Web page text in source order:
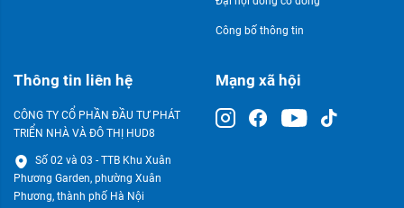
Công bố thông tin
Thông tin liên hệ
CÔNG TY CỔ PHẦN ĐẦU TƯ PHÁT
TRIỂN NHÀ VÀ ĐÔ THỊ HUD8
Số 02 và 03 - TTB Khu Xuân
Phương Garden, phường Xuân
Phương, thành phố Hà Nội
Mạng xã hội